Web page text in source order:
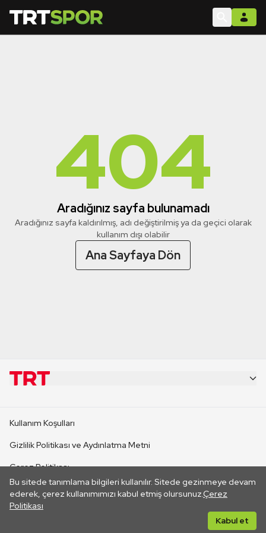
404
Aradığınız sayfa bulunamadı
Aradığınız sayfa kaldırılmış, adı değiştirilmiş ya da geçici olarak
kullanım dışı olabilir
Ana Sayfaya Dön
Bu sitede tanımlama bilgileri kullanılır. Sitede gezinmeye devam
ederek, çerez kullanımımızı kabul etmiş olursunuz.Çerez
Politikası
Kabul et
CANLI YAYINLAR
Kullanım Koşulları
Gizlilik Politikası ve Aydınlatma Metni
Çerez Politikası
İletişim
Her hakkı saklıdır. ©2026 TRT. Bağlantı yoluyla gidilen dış